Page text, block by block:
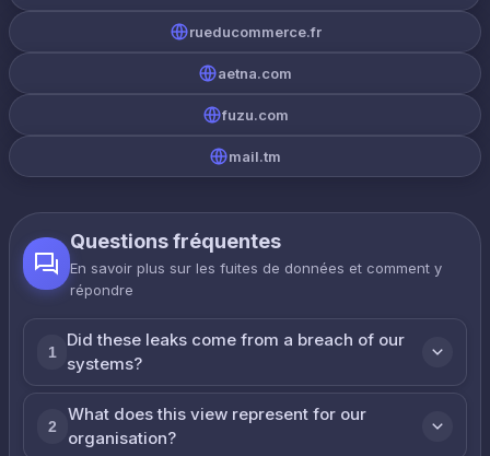
rueducommerce.fr
aetna.com
fuzu.com
mail.tm
Questions fréquentes
En savoir plus sur les fuites de données et comment y
répondre
1
Did these leaks come from a breach of our
systems?
2
What does this view represent for our
organisation?